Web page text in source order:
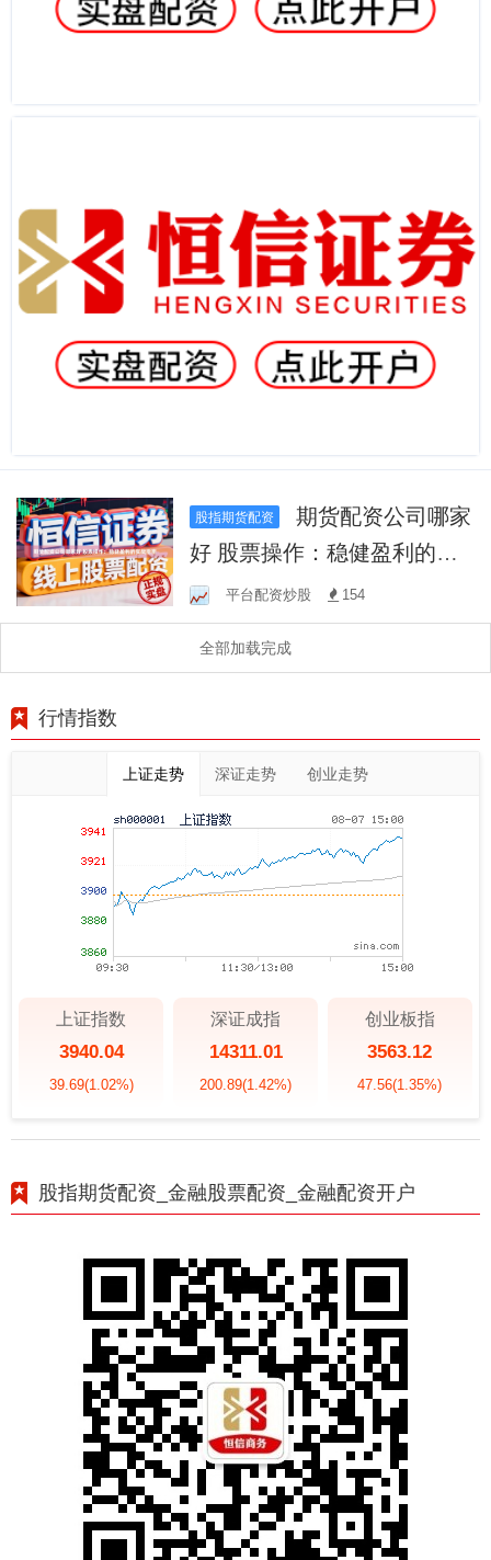
股指期货配资
期货配资公司哪家
好 股票操作：稳健盈利的实
战指南平台配资炒股 154
全部加载完成
行情指数
上证走势 深证走势 创业走势
上证指数
3940.04
39.69(1.02%)
深证成指
14311.01
200.89(1.42%)
创业板指
3563.12
47.56(1.35%)
股指期货配资_金融股票配资_金融配资开户